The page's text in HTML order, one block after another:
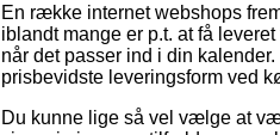
En række internet webshops
iblandt mange er p.t. at få
når det passer ind i din
prisbevidste leveringsform ved
Du kunne lige så vel vælge at